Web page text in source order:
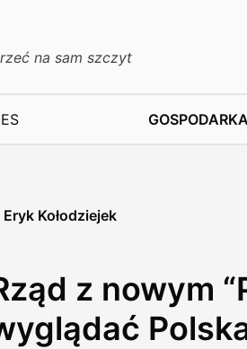
na sam szczyt
GOSPODARKA
Eryk Kołodziejek
z nowym